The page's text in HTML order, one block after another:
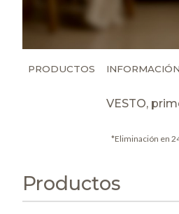
PRODUCTOS
VESTO,
*Eliminación en
Productos